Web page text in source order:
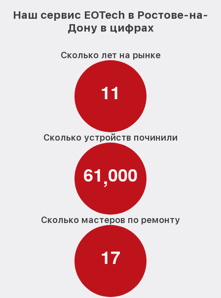
Наш сервис EOTech в Ростове-на-
Дону в цифрах
Сколько лет на рынке
11
Сколько устройств починили
61,000
Сколько мастеров по ремонту
17